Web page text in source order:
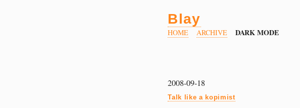
Blay
HOME ARCHIVE DARK MODE
2008-09-18
Talk like a kopimist